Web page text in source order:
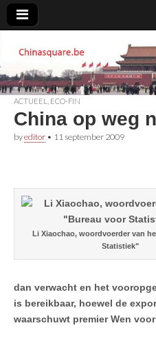
ACTUEEL ECO-FIN
China op weg
byeditor • 11 september 2009
Li Xiaochao, woordvoerder van
Statistiek"
dan verwacht en het
is bereikbaar, hoewel de
waarschuwt premier Wen